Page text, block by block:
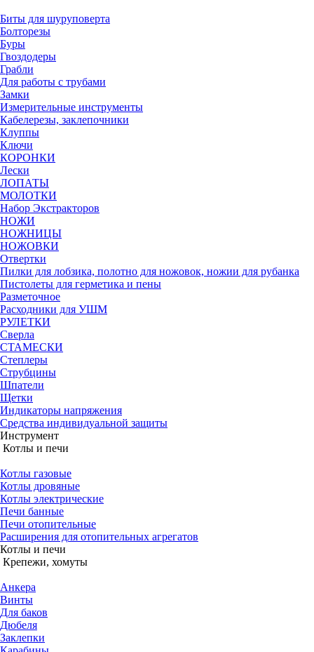
Биты для шуруповерта
Болторезы
Буры
Гвоздодеры
Грабли
Для работы с трубами
Замки
Измерительные инструменты
Кабелерезы, заклепочники
Клуппы
Ключи
КОРОНКИ
Лески
ЛОПАТЫ
МОЛОТКИ
Набор Экстракторов
НОЖИ
НОЖНИЦЫ
НОЖОВКИ
Отвертки
Пилки для лобзика, полотно для ножовок, ножии для рубанка
Пистолеты для герметика и пены
Разметочное
Расходники для УШМ
РУЛЕТКИ
Сверла
СТАМЕСКИ
Степлеры
Струбцины
Шпатели
Щетки
Индикаторы напряжения
Средства индивидуальной защиты
Инструмент
Котлы и печи
Котлы газовые
Котлы дровяные
Котлы электрические
Печи банные
Печи отопительные
Расширения для отопительных агрегатов
Котлы и печи
Крепежи, хомуты
Анкера
Винты
Для баков
Дюбеля
Заклепки